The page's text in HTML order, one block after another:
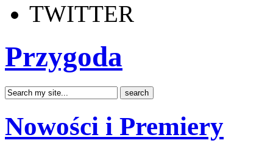
TWITTER
Przygoda
Nowości i Premiery